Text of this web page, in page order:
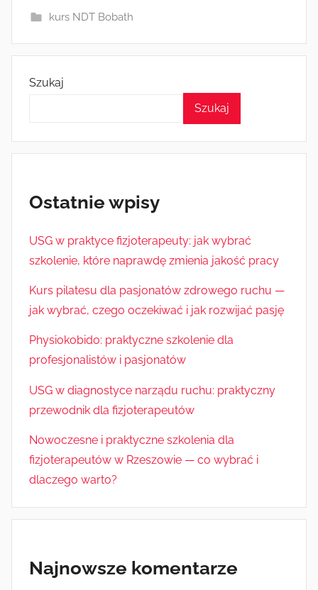
kurs NDT Bobath
Szukaj
Szukaj
Ostatnie wpisy
USG w praktyce fizjoterapeuty: jak wybrać
szkolenie, które naprawdę zmienia jakość pracy
Kurs pilatesu dla pasjonatów zdrowego ruchu —
jak wybrać, czego oczekiwać i jak rozwijać pasję
Physiokobido: praktyczne szkolenie dla
profesjonalistów i pasjonatów
USG w diagnostyce narządu ruchu: praktyczny
przewodnik dla fizjoterapeutów
Nowoczesne i praktyczne szkolenia dla
fizjoterapeutów w Rzeszowie — co wybrać i
dlaczego warto?
Najnowsze komentarze